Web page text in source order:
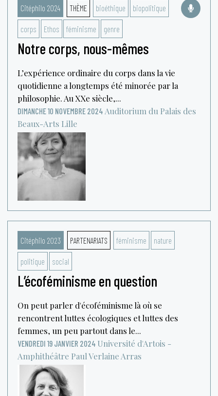
Citéphilo 2024 THÈME bioéthique biopolitique
corps Ethos féminisme genre
Notre corps, nous-mêmes
L’expérience ordinaire du corps dans la vie
quotidienne a longtemps été minorée par la
philosophie. Au XXe siècle,...
DIMANCHE 10 NOVEMBRE 2024 Auditorium du Palais des
Beaux-Arts Lille
Citéphilo 2023 PARTENARIATS féminisme nature
politique social
L’écoféminisme en question
On peut parler d'écoféminisme là où se
rencontrent luttes écologiques et luttes des
femmes, un peu partout dans le...
VENDREDI 19 JANVIER 2024 Université d'Artois -
Amphithéâtre Paul Verlaine Arras